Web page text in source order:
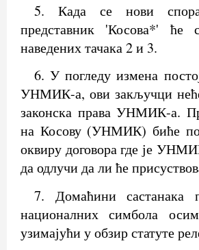
5. Када се нови
представник 'Косова*' ће
наведених тачака 2 и 3.
6. У погледу измена
УНМИК-а, ови закључци неће
законска права УНМИК-а.
на Косову (УНМИК) биће
оквиру договора где је
да одлучи да ли ће
7. Домаћини састанака
националних симбола
узимајући у обзир статуте